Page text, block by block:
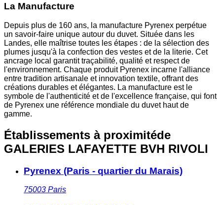
La Manufacture
Depuis plus de 160 ans, la manufacture Pyrenex perpétue
un savoir-faire unique autour du duvet. Située dans les
Landes, elle maîtrise toutes les étapes : de la sélection des
plumes jusqu'à la confection des vestes et de la literie. Cet
ancrage local garantit traçabilité, qualité et respect de
l'environnement. Chaque produit Pyrenex incarne l'alliance
entre tradition artisanale et innovation textile, offrant des
créations durables et élégantes. La manufacture est le
symbole de l'authenticité et de l'excellence française, qui font
de Pyrenex une référence mondiale du duvet haut de
gamme.
Établissements à proximitéde
GALERIES LAFAYETTE BVH RIVOLI
Pyrenex (Paris - quartier du Marais)
75003 Paris